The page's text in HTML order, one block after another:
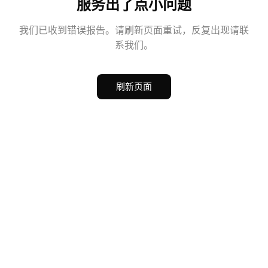
服务出了点小问题
我们已收到错误报告。请刷新页面重试，反复出现请联
系我们。
刷新页面